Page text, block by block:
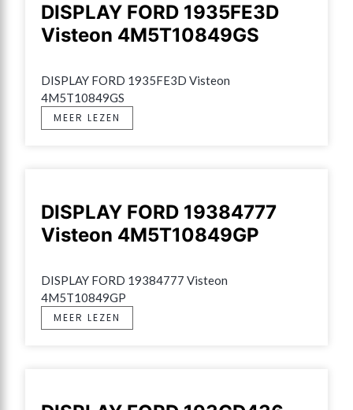
DISPLAY FORD 1935FE3D
Visteon 4M5T10849GS
DISPLAY FORD 1935FE3D Visteon
4M5T10849GS
MEER LEZEN
DISPLAY FORD 19384777
Visteon 4M5T10849GP
DISPLAY FORD 19384777 Visteon
4M5T10849GP
MEER LEZEN